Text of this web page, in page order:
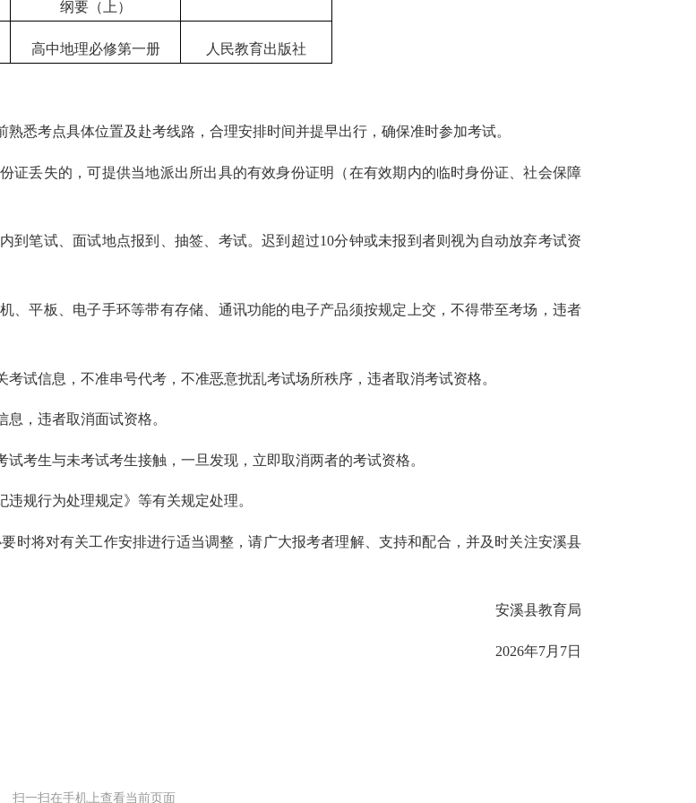
纲要（上）
高中地理必修第一册 人民教育出版社
悉考点具体位置及赴考线路，合理安排时间并提早出行，确保准时参加考试。
证丢失的，可提供当地派出所出具的有效身份证明（在有效期内的临时身份证、社会保障
到笔试、面试地点报到、抽签、考试。迟到超过10分钟或未报到者则视为自动放弃考试资
、平板、电子手环等带有存储、通讯功能的电子产品须按规定上交，不得带至考场，违者
试信息，不准串号代考，不准恶意扰乱考试场所秩序，违者取消考试资格。
，违者取消面试资格。
考生与未考试考生接触，一旦发现，立即取消两者的考试资格。
规行为处理规定》等有关规定处理。
时将对有关工作安排进行适当调整，请广大报考者理解、支持和配合，并及时关注安溪县
安溪县教育局
2026年7月7日
扫一扫在手机上查看当前页面